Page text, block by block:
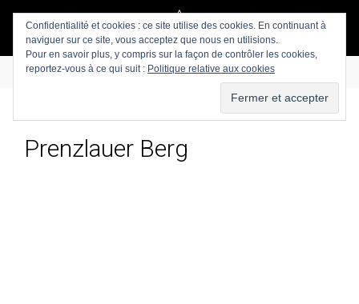
Prenzlauer Berg
Confidentialité et cookies : ce site utilise des cookies. En continuant à
naviguer sur ce site, vous acceptez que nous en utilisions.
Pour en savoir plus, y compris sur la façon de contrôler les cookies,
reportez-vous à ce qui suit : Politique relative aux cookies